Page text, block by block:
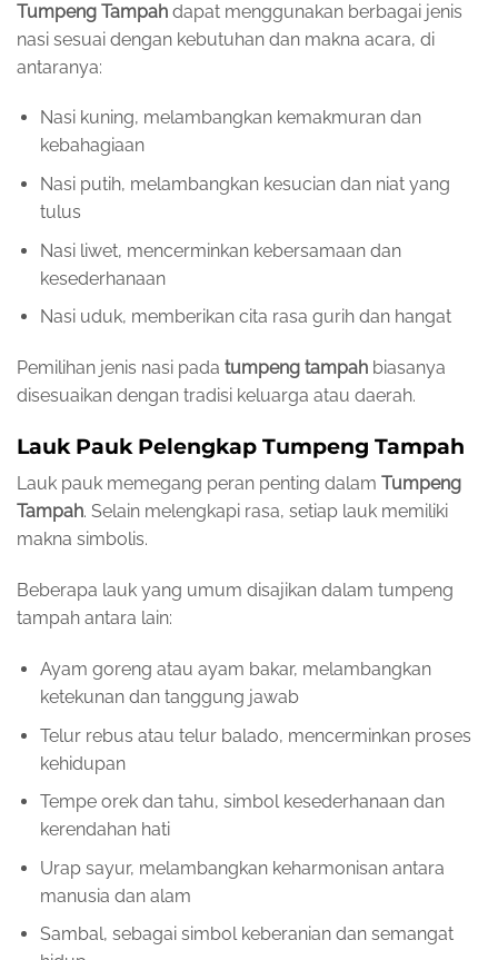
Tumpeng Tampah dapat menggunakan berbagai jenis
nasi sesuai dengan kebutuhan dan makna acara, di
antaranya:
Nasi kuning, melambangkan kemakmuran dan
kebahagiaan
Nasi putih, melambangkan kesucian dan niat yang
tulus
Nasi liwet, mencerminkan kebersamaan dan
kesederhanaan
Nasi uduk, memberikan cita rasa gurih dan hangat
Pemilihan jenis nasi pada tumpeng tampah biasanya
disesuaikan dengan tradisi keluarga atau daerah.
Lauk Pauk Pelengkap Tumpeng Tampah
Lauk pauk memegang peran penting dalam Tumpeng
Tampah. Selain melengkapi rasa, setiap lauk memiliki
makna simbolis.
Beberapa lauk yang umum disajikan dalam tumpeng
tampah antara lain:
Ayam goreng atau ayam bakar, melambangkan
ketekunan dan tanggung jawab
Telur rebus atau telur balado, mencerminkan proses
kehidupan
Tempe orek dan tahu, simbol kesederhanaan dan
kerendahan hati
Urap sayur, melambangkan keharmonisan antara
manusia dan alam
Sambal, sebagai simbol keberanian dan semangat